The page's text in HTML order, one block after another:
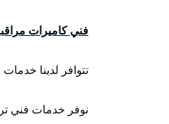
فني كاميرات
تتوافر لدينا
نوفر خدمات فني